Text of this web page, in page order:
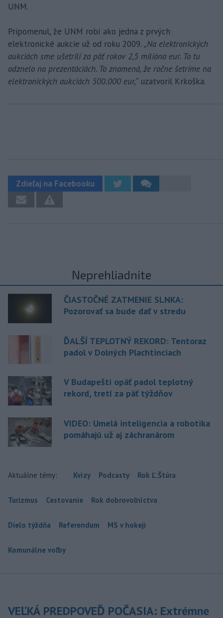
UNM.
Pripomenul, že UNM robí ako jedna z prvých
elektronické aukcie už od roku 2009. „Na elektronických
aukciách sme ušetrili za päť rokov 2,5 milióna eur. To tu
odznelo na prezentáciách. To znamená, že ročne šetríme na
elektronických aukciách 500.000 eur,“ uzatvoril Krkoška.
Zdieľaj na Facebooku
Neprehliadnite
ČIASTOČNÉ ZATMENIE SLNKA:
Pozorovať sa bude dať v stredu
ĎALŠÍ TEPLOTNÝ REKORD: Tentoraz
padol v Dolných Plachtinciach
V Budapešti opäť padol teplotný
rekord, tretí za päť týždňov
VIDEO: Umelá inteligencia a robotika
pomáhajú už aj záchranárom
Aktuálne témy: Kvízy Podcasty Rok Ľ.Štúra
Turizmus Cestovanie Rok dobrovoľníctva
Dielo týždňa Referendum MS v hokeji
Komunálne voľby
VEĽKÁ PREDPOVEĎ POČASIA: Extrémne